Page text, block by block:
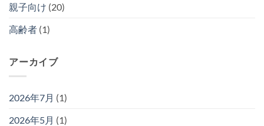
親子向け (20)
高齢者 (1)
アーカイブ
2026年7月 (1)
2026年5月 (1)